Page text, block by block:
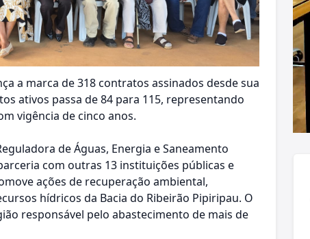
a marca de 318 contratos assinados desde sua
ativos passa de 84 para 115, representando
vigência de cinco anos.
de Águas, Energia e Saneamento
com outras 13 instituições públicas e
ações de recuperação ambiental,
hídricos da Bacia do Ribeirão Pipiripau. O
responsável pelo abastecimento de mais de